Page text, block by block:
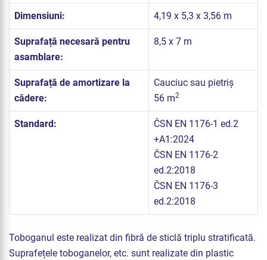
Dimensiuni: 4,19 x 5,3 x 3,56 m
Suprafață necesară pentru
asamblare:
8,5 x 7 m
Suprafață de amortizare la
cădere:
Cauciuc sau pietriș
56 m2
Standard:
ČSN EN 1176-1 ed.2
+A1:2024
ČSN EN 1176-2
ed.2:2018
ČSN EN 1176-3
ed.2:2018
Toboganul este realizat din fibră de sticlă triplu stratificată.
Suprafețele toboganelor, etc. sunt realizate din plastic